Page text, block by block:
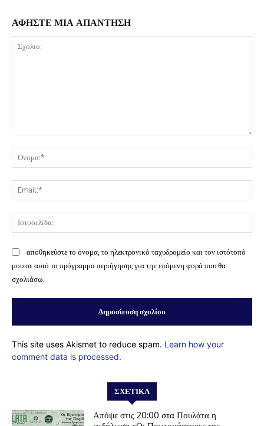
ΑΦΗΣΤΕ ΜΙΑ ΑΠΑΝΤΗΣΗ
αποθηκεύστε το όνομα, το ηλεκτρονικό ταχυδρομείο και τον ιστότοπό
μου σε αυτό το πρόγραμμα περιήγησης για την επόμενη φορά που θα
σχολιάσω.
This site uses Akismet to reduce spam. Learn how your
comment data is processed.
ΣΧΕΤΙΚΆ
Απόψε στις 20:00 στα Πουλάτα η